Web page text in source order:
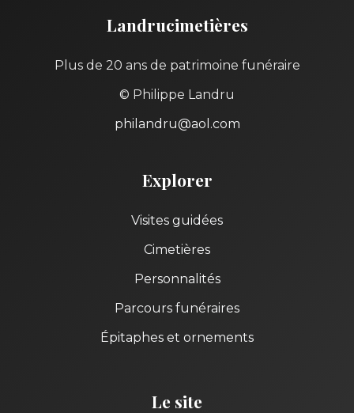
Landrucimetières
Plus de 20 ans de patrimoine funéraire
© Philippe Landru
philandru@aol.com
Explorer
Visites guidées
Cimetières
Personnalités
Parcours funéraires
Épitaphes et ornements
Le site